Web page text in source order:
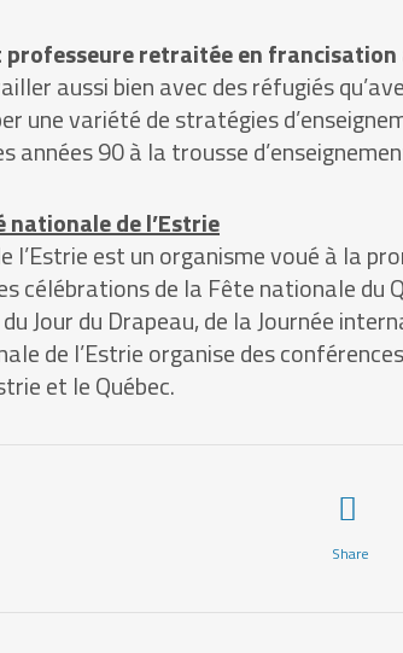
retraitée en francisation
aussi bien avec des réfugiés
une variété de stratégies
années 90 à la trousse
nationale de l’Estrie
l’Estrie est un organisme voué à la
célébrations de la Fête nationale du
Jour du Drapeau, de la Journée
de l’Estrie organise des
et le Québec.
Share